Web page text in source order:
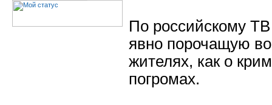
По российскому
явно порочащую
жителях, как о
погромах.